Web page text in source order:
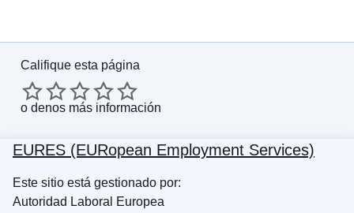
Califique esta página
o denos más información
EURES (EURopean Employment Services)
Este sitio está gestionado por:
Autoridad Laboral Europea